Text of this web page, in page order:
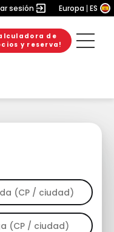
sesión Europa ES
de
y reserva!